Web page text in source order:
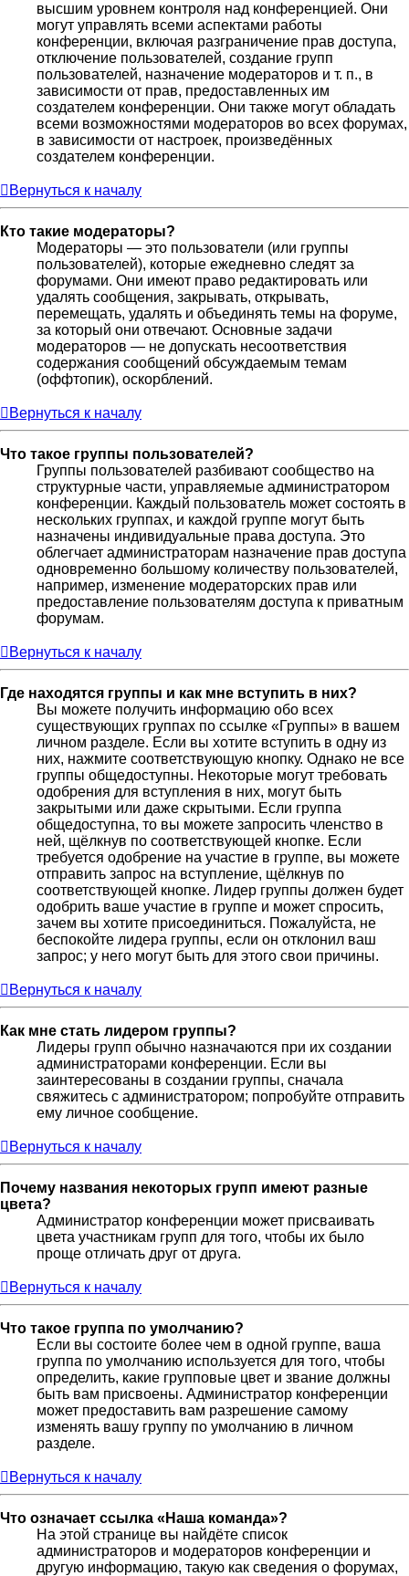
высшим уровнем контроля над конференцией. Они
могут управлять всеми аспектами работы
конференции, включая разграничение прав доступа,
отключение пользователей, создание групп
пользователей, назначение модераторов и т. п., в
зависимости от прав, предоставленных им
создателем конференции. Они также могут обладать
всеми возможностями модераторов во всех форумах,
в зависимости от настроек, произведённых
создателем конференции.
Вернуться к началу
Кто такие модераторы?
Модераторы — это пользователи (или группы
пользователей), которые ежедневно следят за
форумами. Они имеют право редактировать или
удалять сообщения, закрывать, открывать,
перемещать, удалять и объединять темы на форуме,
за который они отвечают. Основные задачи
модераторов — не допускать несоответствия
содержания сообщений обсуждаемым темам
(оффтопик), оскорблений.
Вернуться к началу
Что такое группы пользователей?
Группы пользователей разбивают сообщество на
структурные части, управляемые администратором
конференции. Каждый пользователь может состоять в
нескольких группах, и каждой группе могут быть
назначены индивидуальные права доступа. Это
облегчает администраторам назначение прав доступа
одновременно большому количеству пользователей,
например, изменение модераторских прав или
предоставление пользователям доступа к приватным
форумам.
Вернуться к началу
Где находятся группы и как мне вступить в них?
Вы можете получить информацию обо всех
существующих группах по ссылке «Группы» в вашем
личном разделе. Если вы хотите вступить в одну из
них, нажмите соответствующую кнопку. Однако не все
группы общедоступны. Некоторые могут требовать
одобрения для вступления в них, могут быть
закрытыми или даже скрытыми. Если группа
общедоступна, то вы можете запросить членство в
ней, щёлкнув по соответствующей кнопке. Если
требуется одобрение на участие в группе, вы можете
отправить запрос на вступление, щёлкнув по
соответствующей кнопке. Лидер группы должен будет
одобрить ваше участие в группе и может спросить,
зачем вы хотите присоединиться. Пожалуйста, не
беспокойте лидера группы, если он отклонил ваш
запрос; у него могут быть для этого свои причины.
Вернуться к началу
Как мне стать лидером группы?
Лидеры групп обычно назначаются при их создании
администраторами конференции. Если вы
заинтересованы в создании группы, сначала
свяжитесь с администратором; попробуйте отправить
ему личное сообщение.
Вернуться к началу
Почему названия некоторых групп имеют разные
цвета?
Администратор конференции может присваивать
цвета участникам групп для того, чтобы их было
проще отличать друг от друга.
Вернуться к началу
Что такое группа по умолчанию?
Если вы состоите более чем в одной группе, ваша
группа по умолчанию используется для того, чтобы
определить, какие групповые цвет и звание должны
быть вам присвоены. Администратор конференции
может предоставить вам разрешение самому
изменять вашу группу по умолчанию в личном
разделе.
Вернуться к началу
Что означает ссылка «Наша команда»?
На этой странице вы найдёте список
администраторов и модераторов конференции и
другую информацию, такую как сведения о форумах,